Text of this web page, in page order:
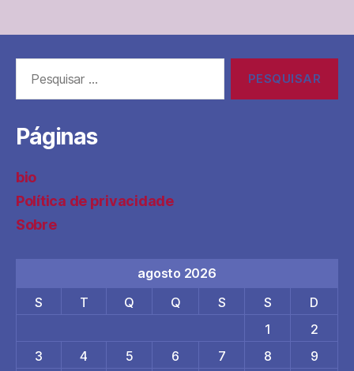
por:
Páginas
bio
Política de privacidade
Sobre
agosto 2026
S
T Q Q S S
D
1
2
3
4 5 6 7 8 9